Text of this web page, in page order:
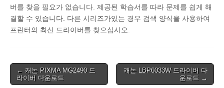
버를 찾을 필요가 없습니다. 제공된 학습서를 따라 문제를 쉽게 해
결할 수 있습니다. 다른 시리즈가있는 경우 검색 양식을 사용하여
프린터의 최신 드라이버를 찾으십시오.
Post
navigation
← 캐논 PIXMA MG2490 드
라이버 다운로드
캐논 LBP6033W 드라이버 다
운로드 →